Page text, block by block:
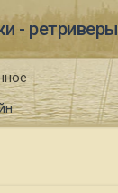
- ретриверы